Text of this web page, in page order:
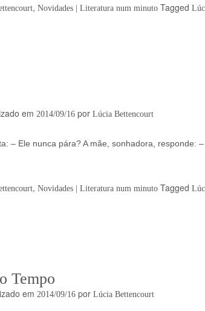
, Novidades | Literatura num minuto Tagged
em 2014/09/16por Lúcia Bettencourt
– Ele nunca pára? A mãe, sonhadora, responde:
, Novidades | Literatura num minuto Tagged
Tempo
em 2014/09/16por Lúcia Bettencourt